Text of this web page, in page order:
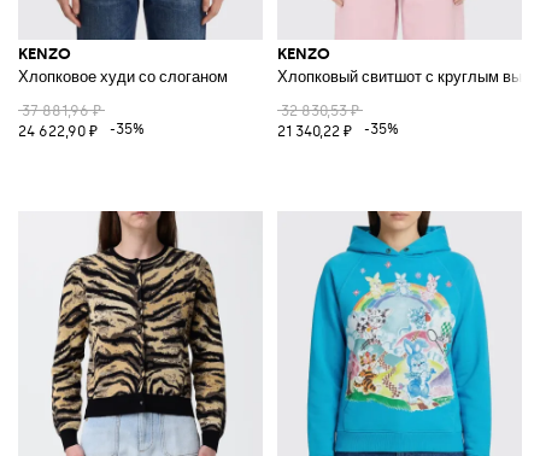
KENZO
Хлопковое худи со слоганом
37 881,96 ₽
24 622,90 ₽
-35%
KENZO
Хлопковый свитшот с круглым
32 830,53 ₽
21 340,22 ₽
-35%